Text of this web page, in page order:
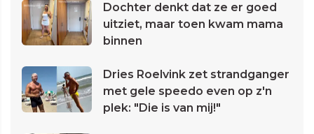
Dochter denkt dat ze er goed
uitziet, maar toen kwam mama
binnen
Dries Roelvink zet strandganger
met gele speedo even op z'n
plek: "Die is van mij!"